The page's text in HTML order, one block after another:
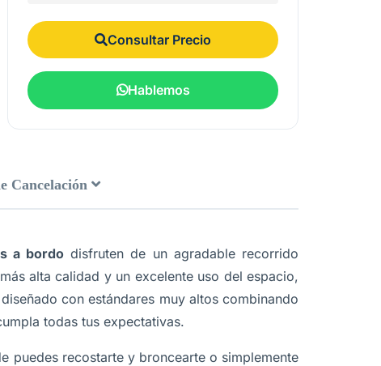
Consultar Precio
Hablemos
Cancelación
a bordo disfruten de un agradable recorrido
alta calidad y un excelente uso del espacio,
con estándares muy altos combinando
todas tus expectativas.
puedes recostarte y broncearte o simplemente